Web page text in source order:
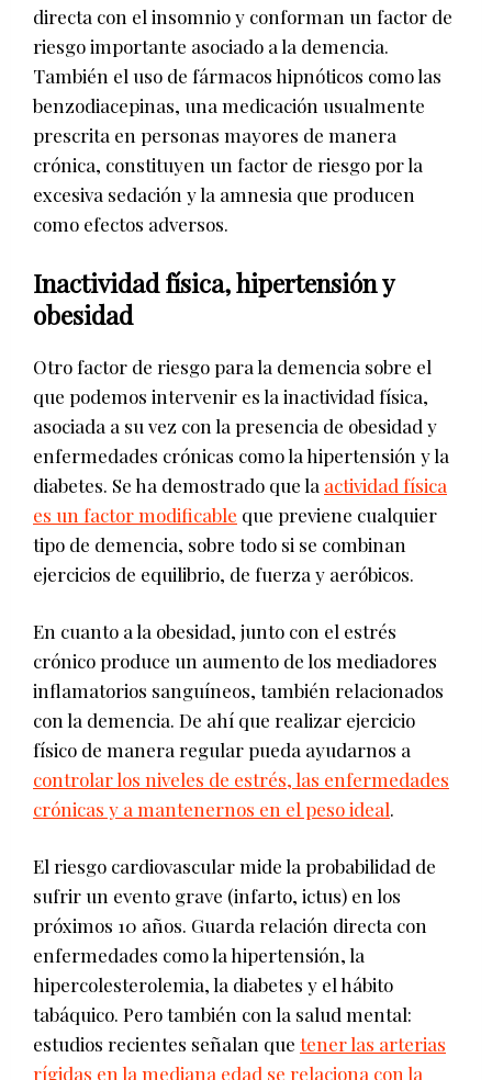
directa con el insomnio y conforman un factor de
riesgo importante asociado a la demencia.
También el uso de fármacos hipnóticos como las
benzodiacepinas, una medicación usualmente
prescrita en personas mayores de manera
crónica, constituyen un factor de riesgo por la
excesiva sedación y la amnesia que producen
como efectos adversos.
Inactividad física, hipertensión y
obesidad
Otro factor de riesgo para la demencia sobre el
que podemos intervenir es la inactividad física,
asociada a su vez con la presencia de obesidad y
enfermedades crónicas como la hipertensión y la
diabetes. Se ha demostrado que la actividad física
es un factor modificable que previene cualquier
tipo de demencia, sobre todo si se combinan
ejercicios de equilibrio, de fuerza y aeróbicos.
En cuanto a la obesidad, junto con el estrés
crónico produce un aumento de los mediadores
inflamatorios sanguíneos, también relacionados
con la demencia. De ahí que realizar ejercicio
físico de manera regular pueda ayudarnos a
controlar los niveles de estrés, las enfermedades
crónicas y a mantenernos en el peso ideal.
El riesgo cardiovascular mide la probabilidad de
sufrir un evento grave (infarto, ictus) en los
próximos 10 años. Guarda relación directa con
enfermedades como la hipertensión, la
hipercolesterolemia, la diabetes y el hábito
tabáquico. Pero también con la salud mental:
estudios recientes señalan que tener las arterias
rígidas en la mediana edad se relaciona con la